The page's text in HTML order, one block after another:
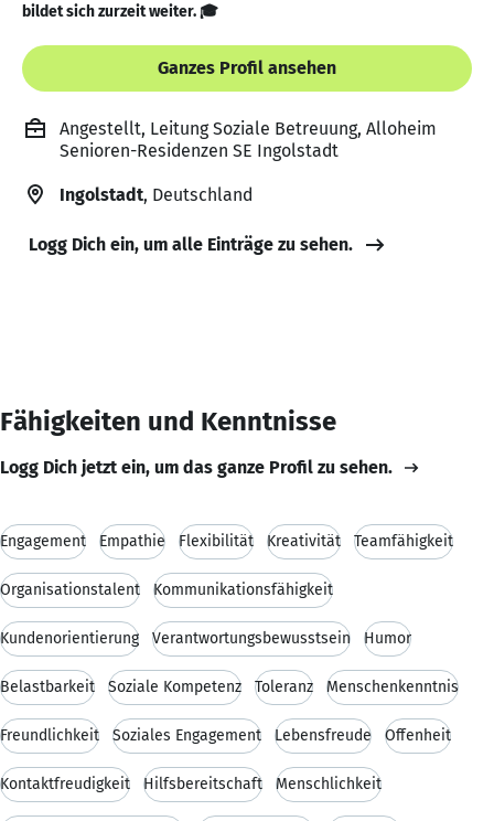
bildet sich zurzeit weiter. 🎓
Ganzes Profil ansehen
Angestellt, Leitung Soziale Betreuung, Alloheim
Senioren-Residenzen SE Ingolstadt
Ingolstadt, Deutschland
Logg Dich ein, um alle Einträge zu sehen.
Fähigkeiten und Kenntnisse
Logg Dich jetzt ein, um das ganze Profil zu sehen.
Engagement Empathie Flexibilität Kreativität Teamfähigkeit
Organisationstalent Kommunikationsfähigkeit
Kundenorientierung Verantwortungsbewusstsein Humor
Belastbarkeit Soziale Kompetenz Toleranz Menschenkenntnis
Freundlichkeit Soziales Engagement Lebensfreude Offenheit
Kontaktfreudigkeit Hilfsbereitschaft Menschlichkeit